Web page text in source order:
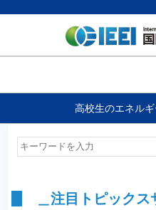
高校生のエネル
＿注目トピック